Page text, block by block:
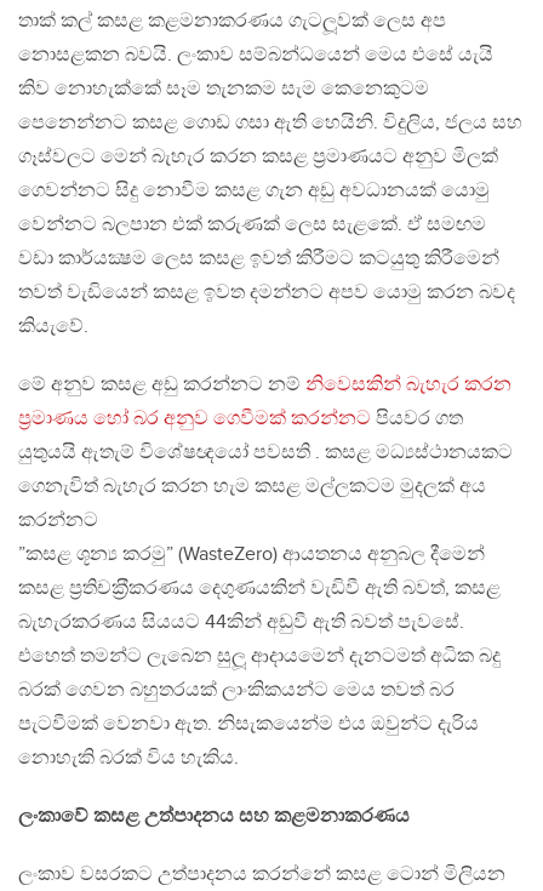
තාක් කල් කසළ කළමනාකරණය ගැටලූවක් ලෙස අප
නොසළකන බවයි. ලංකාව සම්බන්ධයෙන් මෙය එසේ යැයි
කිව නොහැක්කේ සෑම තැනකම සැම කෙනෙකුටම
පෙනෙන්නට කසළ ගොඩ ගසා ඇති හෙයිනි. විදුලිය, ජලය සහ
ගෑස්වලට මෙන් බැහැර කරන කසළ ප‍්‍රමාණයට අනුව මිලක්
ගෙවන්නට සිදු නොවීම කසළ ගැන අඩු අවධානයක් යොමු
වෙන්නට බලපාන එක් කරුණක් ලෙස සැළකේ. ඒ සමඟම
වඩා කාර්යක්‍ෂම ලෙස කසළ ඉවත් කිරීමට කටයුතු කිරීමෙන්
තවත් වැඩියෙන් කසළ ඉවත දමන්නට අපව යොමු කරන බවද
කියැවේ.
මේ අනුව කසළ අඩු කරන්නට නම් නිවෙසකින් බැහැර කරන
ප‍්‍රමාණය හෝ බර අනුව ගෙවීමක් කරන්නට පියවර ගත
යුතුයයි ඇතැම් විශේෂඥයෝ පවසති . කසළ මධ්‍යස්ථානයකට
ගෙනැවිත් බැහැර කරන හැම කසළ මල්ලකටම මුදලක් අය
කරන්නට
”කසළ ශූන්‍ය කරමු” (WasteZero) ආයතනය අනුබල දීමෙන්
කසළ ප‍්‍රතිචක‍්‍රීකරණය දෙගුණයකින් වැඩිවී ඇති බවත්, කසළ
බැහැරකරණය සියයට 44කින් අඩුවී ඇති බවත් පැවසේ.
එහෙත් තමන්ට ලැබෙන සුලූ ආදායමෙන් දැනටමත් අධික බදු
බරක් ගෙවන බහුතරයක් ලාංකිකයන්ට මෙය තවත් බර
පැටවීමක් වෙනවා ඇත. නිසැකයෙන්ම එය ඔවුන්ට දැරිය
නොහැකි බරක් විය හැකිය.
ලංකාවේ කසළ උත්පාදනය සහ කළමනාකරණය
ලංකාව වසරකට උත්පාදනය කරන්නේ කසළ ටොන් මිලියන